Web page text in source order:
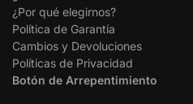
¿Por qué elegirnos?
Política de Garantía
Cambios y Devoluciones
Políticas de Privacidad
Botón de Arrepentimiento